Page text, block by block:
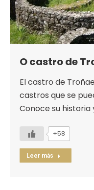
O castro de
El castro de
castros que se
Conoce su historia
+58
Leer más